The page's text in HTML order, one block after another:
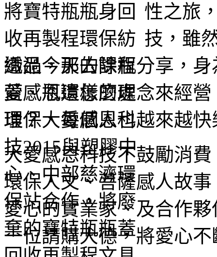
性之旅
技，雖
透過今天的課程分享，
愛感恩這樣的理念來經
環保、每個人也越來越
大愛感恩科技不鼓勵消
環保人文、菩薩感人故
愛心的實業家、及合作
一位請購大德，將愛心